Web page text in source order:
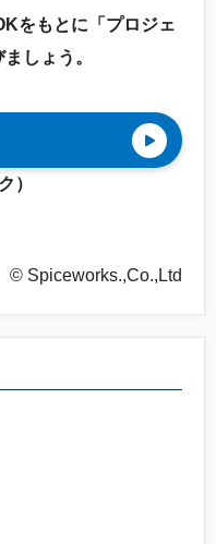
をもとに「プロジェ
しょう。
）
© Spiceworks.,Co.,Ltd